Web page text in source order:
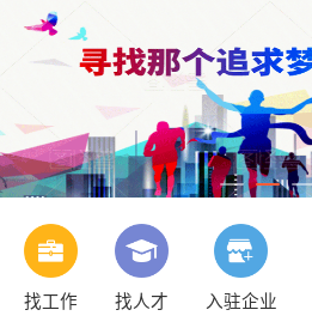
找工作 找人才 入驻企业